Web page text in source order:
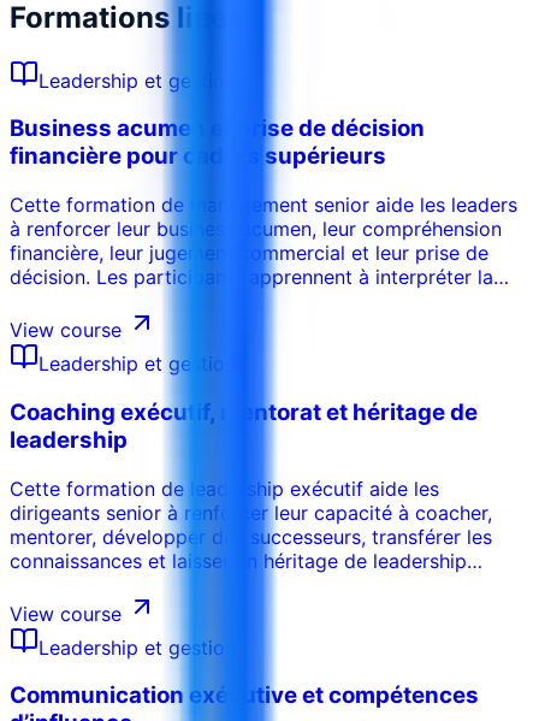
Formations liées
Leadership et gestion
Business acumen et prise de décision
financière pour cadres supérieurs
Cette formation de management senior aide les leaders
à renforcer leur business acumen, leur compréhension
financière, leur jugement commercial et leur prise de
décision. Les participants apprennent à interpréter la
financiers, évaluer les compromis, challenger les
hypothèses et prendre de meilleures décisions pour la
rentabilité, la trésorerie, la croissance et la valeur long
terme.
View course
Leadership et gestion
Coaching exécutif, mentorat et héritage de
leadership
Cette formation de leadership exécutif aide les
dirigeants senior à renforcer leur capacité à coacher,
mentorer, développer des successeurs, transférer les
connaissances et laisser un héritage de leadership
leaders, mener des conversations de développement
stratégique, renforcer la profondeur du leadership et
passer du succès personnel à la continuité
organisationnelle.
View course
Leadership et gestion
Communication exécutive et compétences